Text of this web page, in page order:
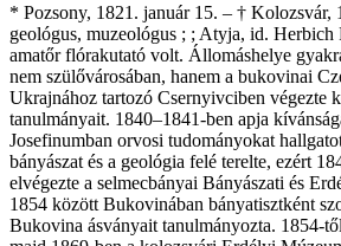
* Pozsony, 1821. január 15. – † Kolozsvár,
geológus, muzeológus ; ; Atyja, id. Herbich
amatőr flórakutató volt. Állomáshelye
nem szülővárosában, hanem a bukovinai
Ukrajnához tartozó Csernyivciben végezte
tanulmányait. 1840–1841-ben apja
Josefinumban orvosi tudományokat
bányászat és a geológia felé terelte, ezért
elvégezte a selmecbányai Bányászati és
1854 között Bukovinában bányatisztként
Bukovina ásványait tanulmányozta. 1854-